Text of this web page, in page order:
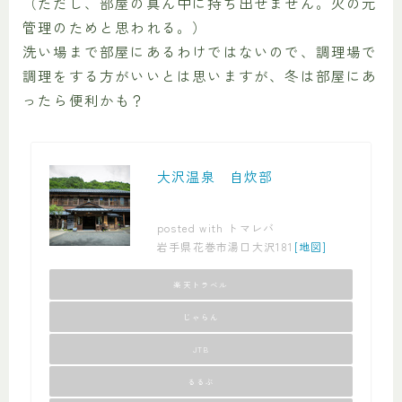
管理のためと思われる。）
洗い場まで部屋にあるわけではないので、調理場で
調理をする方がいいとは思いますが、冬は部屋にあ
ったら便利かも？
大沢温泉 自炊部
posted with
トマレバ
岩手県花巻市湯口大沢181 [地図]
楽天トラベル
じゃらん
JTB
るるぶ